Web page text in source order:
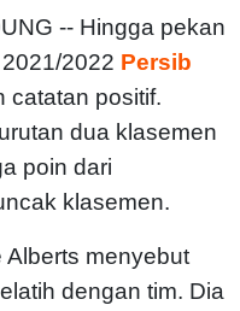
-- Hingga pekan
2022 Persib
catatan positif.
dua klasemen
poin dari
klasemen.
Alberts menyebut
dengan tim. Dia